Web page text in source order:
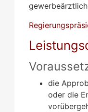
die
oder die